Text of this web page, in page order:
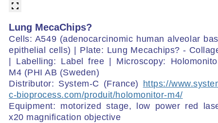
Lung MecaChips?
Cells: A549 (adenocarcinomic human alveolar
epithelial cells) | Plate: Lung Mecachips? -
| Labelling: Label free | Microscopy:
M4 (PHI AB (Sweden)
Distributor: System-C (France)
https://
c-bioprocess.com/produit/holomonitor-m4/
Equipment: motorized stage, low power red
x20 magnification objective